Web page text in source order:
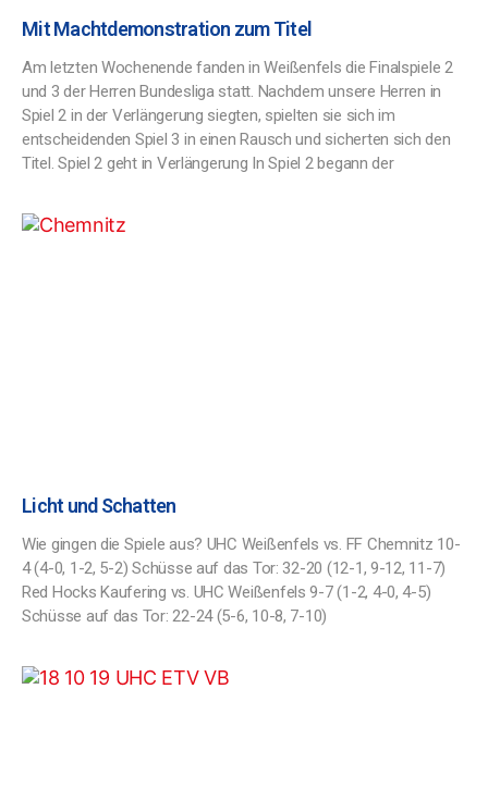
Mit Machtdemonstration zum Titel
Am letzten Wochenende fanden in Weißenfels die Finalspiele 2
und 3 der Herren Bundesliga statt. Nachdem unsere Herren in
Spiel 2 in der Verlängerung siegten, spielten sie sich im
entscheidenden Spiel 3 in einen Rausch und sicherten sich den
Titel. Spiel 2 geht in Verlängerung In Spiel 2 begann der
Licht und Schatten
Wie gingen die Spiele aus? UHC Weißenfels vs. FF Chemnitz 10-
4 (4-0, 1-2, 5-2) Schüsse auf das Tor: 32-20 (12-1, 9-12, 11-7)
Red Hocks Kaufering vs. UHC Weißenfels 9-7 (1-2, 4-0, 4-5)
Schüsse auf das Tor: 22-24 (5-6, 10-8, 7-10)